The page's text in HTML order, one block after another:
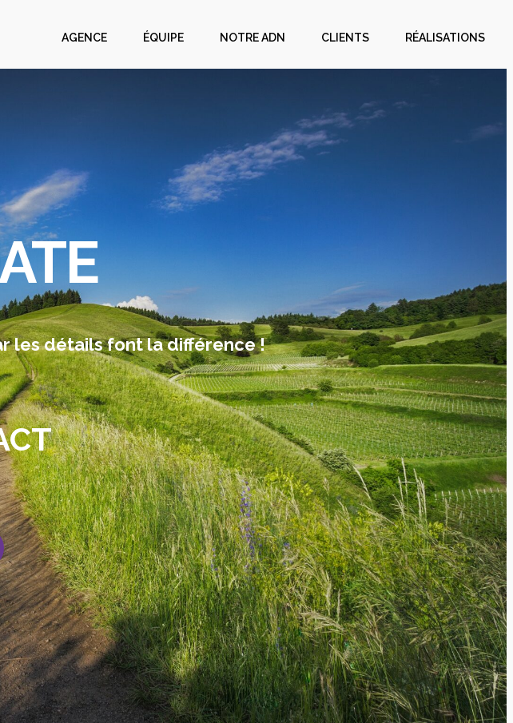
AGENCE ÉQUIPE NOTRE ADN CLIENTS RÉALISATIONS
les détails font la différence !